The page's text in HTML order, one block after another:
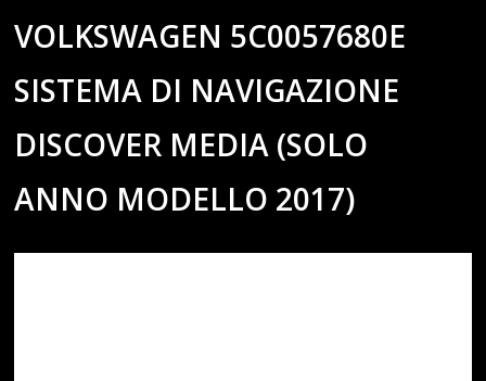
VOLKSWAGEN 5C0057680E
SISTEMA DI NAVIGAZIONE
DISCOVER MEDIA (SOLO
ANNO MODELLO 2017)